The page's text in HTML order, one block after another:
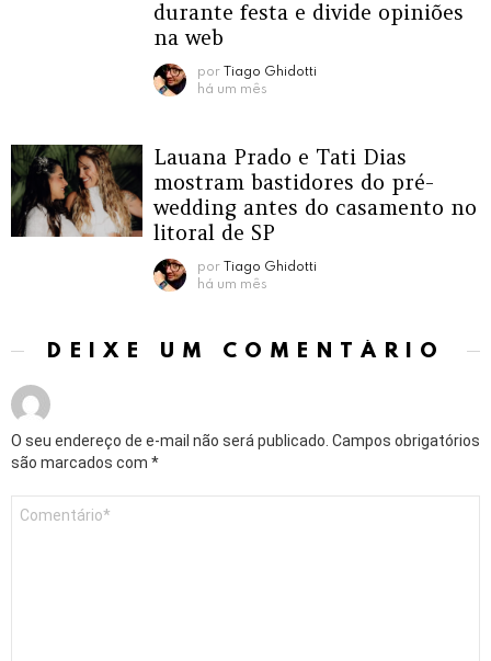
durante festa e divide opiniões
na web
por
Tiago Ghidotti
há um mês
Lauana Prado e Tati Dias
mostram bastidores do pré-
wedding antes do casamento no
litoral de SP
por
Tiago Ghidotti
há um mês
DEIXE UM COMENTÁRIO
O seu endereço de e-mail não será publicado. Campos obrigatórios
são marcados com *